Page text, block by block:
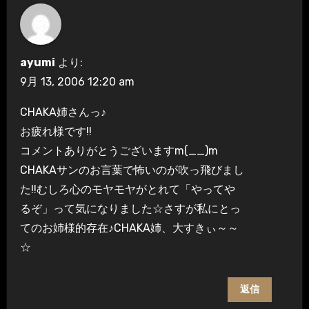
ayumi より:
9月 13, 2006 12:20 am
CHAKA姉さんっ♪
お疲れ様です!!
コメントありがとうございますm(__)m
CHAKAサンのお言葉で怖いのが吹っ飛びまし
た!!むしろ心のモヤモヤがとれて「やってや
るぞ」って気になりました☆さすが私にとっ
てのお姉様的存在♪CHAKA姉、大すきぃ～～
☆
返信